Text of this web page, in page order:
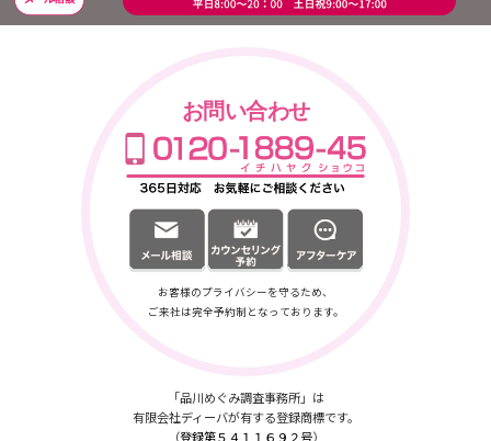
お問い合わせ
お客様のプライバシーを守るため、
ご来社は完全予約制となっております。
「品川めぐみ調査事務所」は
有限会社ディーバが有する登録商標です。
（登録第５４１１６９２号）